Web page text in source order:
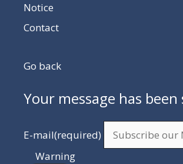
Notice
Contact
Go back
Your message has been
E-mail(required)
Warning